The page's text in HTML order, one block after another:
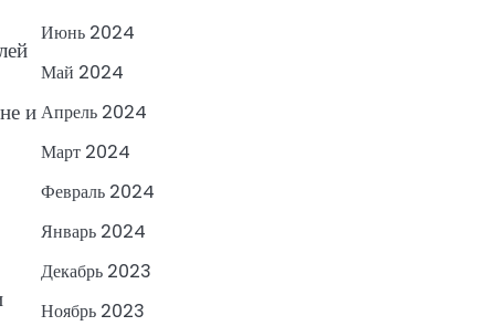
и
Июнь 2024
Май 2024
Апрель 2024
Март 2024
Февраль 2024
Январь 2024
Декабрь 2023
Ноябрь 2023